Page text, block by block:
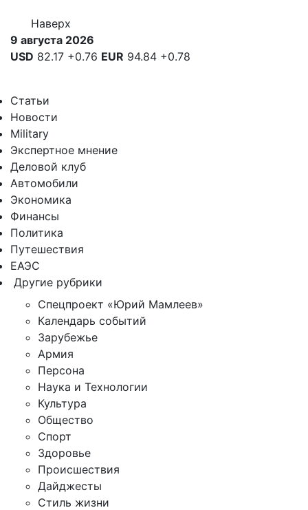
Наверх
9 августа 2026
USD 82.17 +0.76 EUR 94.84 +0.78
Статьи
Новости
Military
Экспертное мнение
Деловой клуб
Автомобили
Экономика
Финансы
Политика
Путешествия
ЕАЭС
Другие рубрики
Спецпроект «Юрий Мамлеев»
Календарь событий
Зарубежье
Армия
Персона
Наука и Технологии
Культура
Общество
Спорт
Здоровье
Происшествия
Дайджесты
Стиль жизни